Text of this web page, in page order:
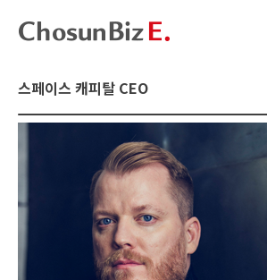
스페이스 캐피탈 CEO